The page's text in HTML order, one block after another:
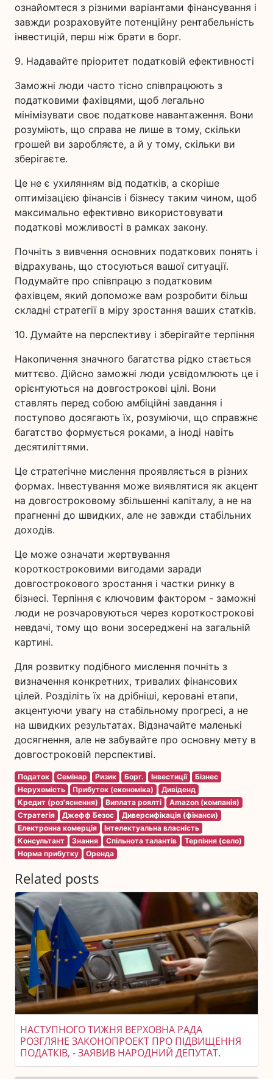
ознайомтеся з різними варіантами фінансування і
завжди розраховуйте потенційну рентабельність
інвестицій, перш ніж брати в борг.
9. Надавайте пріоритет податковій ефективності
Заможні люди часто тісно співпрацюють з
податковими фахівцями, щоб легально
мінімізувати своє податкове навантаження. Вони
розуміють, що справа не лише в тому, скільки
грошей ви заробляєте, а й у тому, скільки ви
зберігаєте.
Це не є ухилянням від податків, а скоріше
оптимізацією фінансів і бізнесу таким чином, щоб
максимально ефективно використовувати
податкові можливості в рамках закону.
Почніть з вивчення основних податкових понять і
відрахувань, що стосуються вашої ситуації.
Подумайте про співпрацю з податковим
фахівцем, який допоможе вам розробити більш
складні стратегії в міру зростання ваших статків.
10. Думайте на перспективу і зберігайте терпіння
Накопичення значного багатства рідко стається
миттєво. Дійсно заможні люди усвідомлюють це і
орієнтуються на довгострокові цілі. Вони
ставлять перед собою амбіційні завдання і
поступово досягають їх, розуміючи, що справжнє
багатство формується роками, а іноді навіть
десятиліттями.
Це стратегічне мислення проявляється в різних
формах. Інвестування може виявлятися як акцент
на довгостроковому збільшенні капіталу, а не на
прагненні до швидких, але не завжди стабільних
доходів.
Це може означати жертвування
короткостроковими вигодами заради
довгострокового зростання і частки ринку в
бізнесі. Терпіння є ключовим фактором - заможні
люди не розчаровуються через короткострокові
невдачі, тому що вони зосереджені на загальній
картині.
Для розвитку подібного мислення почніть з
визначення конкретних, тривалих фінансових
цілей. Розділіть їх на дрібніші, керовані етапи,
акцентуючи увагу на стабільному прогресі, а не
на швидких результатах. Відзначайте маленькі
досягнення, але не забувайте про основну мету в
довгостроковій перспективі.
Податок Семінар Ризик Борг. Інвестиції
Бізнес
Нерухомість
Прибуток (економіка)
Дивіденд
Кредит (роз'яснення)
Виплата роялті
Amazon (компанія)
Стратегія
Джефф Безос
Диверсифікація (фінанси)
Електронна комерція
Інтелектуальна власність
Консультант
Знання Спільнота талантів
Терпіння (село)
Норма прибутку
Оренда
Related posts
НАСТУПНОГО ТИЖНЯ ВЕРХОВНА РАДА
РОЗГЛЯНЕ ЗАКОНОПРОЕКТ ПРО ПІДВИЩЕННЯ
ПОДАТКІВ, - ЗАЯВИВ НАРОДНИЙ ДЕПУТАТ.